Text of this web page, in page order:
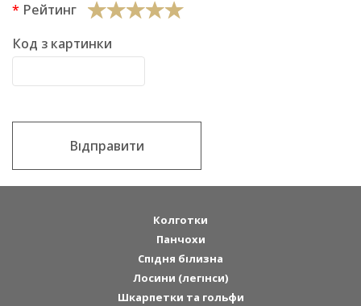
Рейтинг
Код з картинки
Відправити
Колготки
Панчохи
Спідня білизна
Лосини (легінси)
Шкарпетки та гольфи